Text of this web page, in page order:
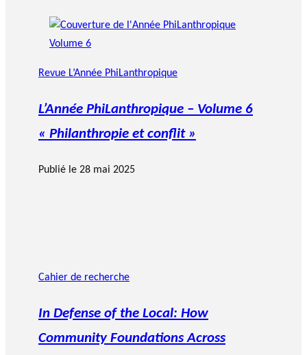
Revue L’Année PhiLanthropique
L’Année PhiLanthropique – Volume 6
« Philanthropie et conflit »
Publié le 28 mai 2025
Cahier de recherche
In Defense of the Local: How
Community Foundations Across